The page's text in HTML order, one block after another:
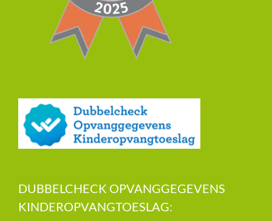
DUBBELCHECK OPVANGGEGEVENS
KINDEROPVANGTOESLAG: